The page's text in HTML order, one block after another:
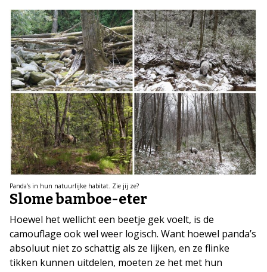
Panda’s in hun natuurlijke habitat. Zie jij ze?
Slome bamboe-eter
Hoewel het wellicht een beetje gek voelt, is de
camouflage ook wel weer logisch. Want hoewel panda’s
absoluut niet zo schattig als ze lijken, en ze flinke
tikken kunnen uitdelen, moeten ze het met hun